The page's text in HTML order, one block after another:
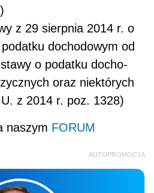
z 29 sierpnia 2014 r. o
dochodowym od
o podatku docho­
oraz niektórych
z 2014 r. poz. 1328)
naszym FORUM
AUTOPROMOCJA